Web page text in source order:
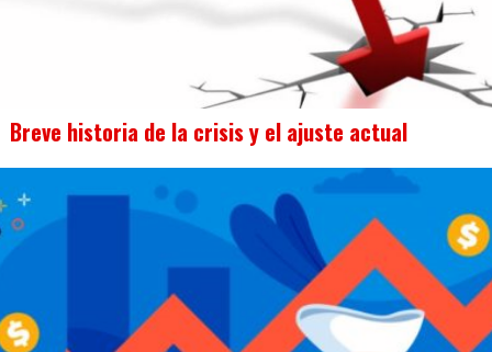
Breve historia de la crisis y el ajuste actual